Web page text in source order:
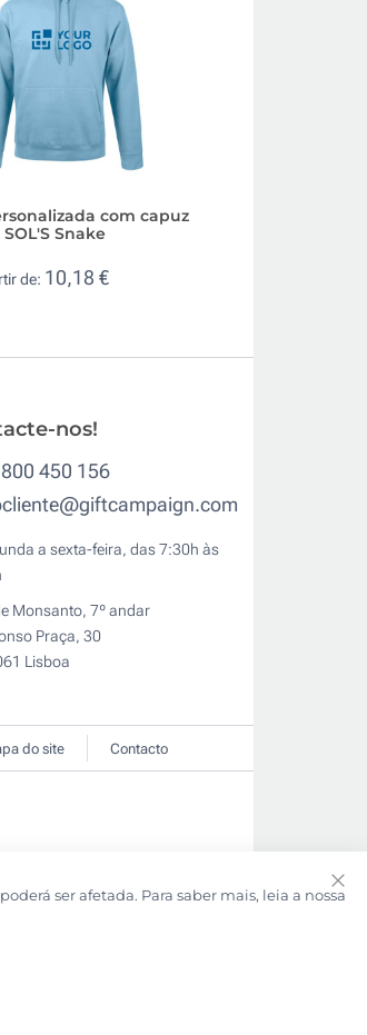
com capuz
Snake
de: 10,18 €
nos!
450 156
a sexta-feira, das 7:30h às
Monsanto, 7º andar
Praça, 30
Lisboa
do site Contacto
ser afetada. Para saber mais, leia a nossa